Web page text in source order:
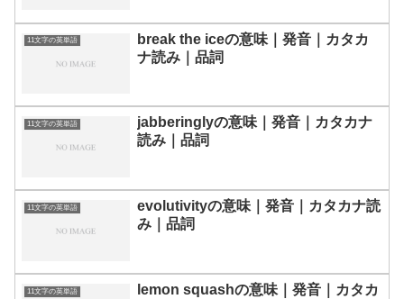
11文字の英単語
break the iceの意味｜発音｜カタカ
ナ読み｜品詞
11文字の英単語
jabberinglyの意味｜発音｜カタカナ
読み｜品詞
11文字の英単語
evolutivityの意味｜発音｜カタカナ読
み｜品詞
11文字の英単語
lemon squashの意味｜発音｜カタカ